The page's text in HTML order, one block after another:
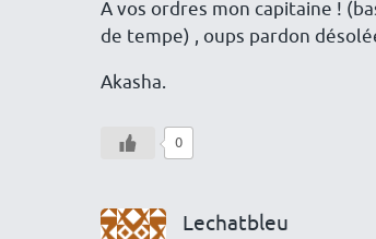
A vos ordres mon capitaine !
de tempe) , oups pardon
Akasha.
0
Lechatbleu